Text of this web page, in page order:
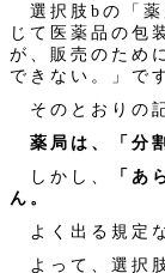
選択肢bの「薬
じて医薬品の包
が、販売のため
できない。」で
そのとおりの
薬局は、「分
しかし、
「あ
ん。
よく出る規定
よって、選択